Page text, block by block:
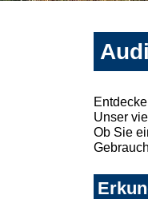
Unser
Ob Sie